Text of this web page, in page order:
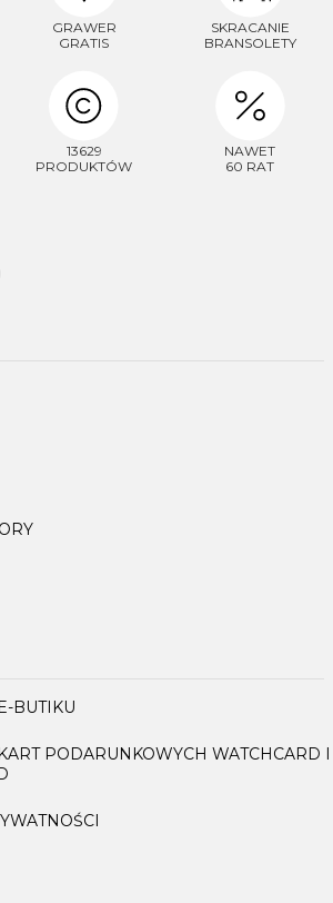
GRAWER
GRATIS
SKRACANIE
BRANSOLETY
13629
PRODUKTÓW
NAWET
60 RAT
BUTIKU
PODARUNKOWYCH WATCHCARD I